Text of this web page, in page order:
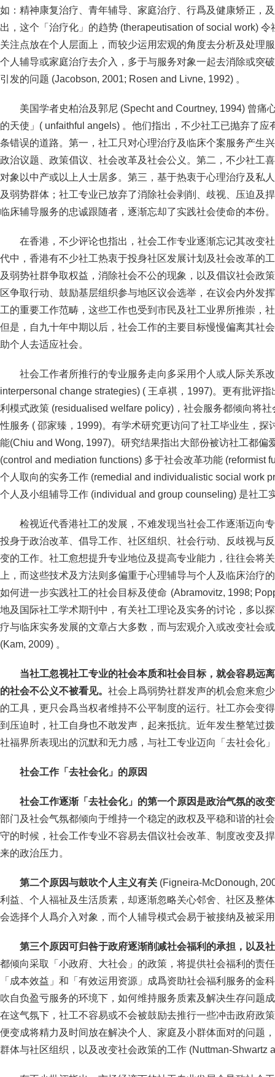
如：精神康复治疗、青年辅导、家庭治疗、行爲及健康矫正，
出，这个「治疗化」的趋势 (therapeutisation of social work)
关注点放在个人层面上，而较少运用宏观的角度去分析及处理
个人辅导或家庭治疗去介入，多于与服务对象一起去消除或突
引发的问题 (Jacobson, 2001; Rosen and Livne, 1992) 。
美国学者史柏治及郭尼 (Specht and Courtney, 1994) 曾痛
的天使」( unfaithful angels) 。他们指出，不少社工已抛弃了
条错误的道路。第一，社工只对心理治疗及临床个案服务产生
政治议题、政策倡议、社会改革及社会公义。第二，不少社工
对象以中产或以上人士居多。第三，基于热衷于心理治疗及私
及弱势群体；社工专业已放弃了消除社会剥削、歧视、压迫及
临床辅导服务的忠诚跟随者，逐渐忘却了实践社会使命的本份。
在香港，不少评论也指出，社会工作专业逐渐忘记其改变
代中，香港有不少社工热衷于投身社区发展计划及社会改革的
及弱势社群争取权益，消除社会不公的现象，以及倡议社会政
区争取行动、鼓励基层组织参与地区议会选举，在议会内外发
工的重要工作范畴，这些工作也受到市民及社工业界所推崇，
但是，自九十年中期以后，社会工作的主要目标慢慢偏离其社
助个人去适应社会。
社会工作者所推行的专业服务走向多采用个人或人际关系
interpersonal change strategies) ( 王卓祺，1997)。更有批评
利模式政策 (residualised welfare policy)，社会服务都倾向将
性服务 ( 邵家臻，1999)。有学术研究更访问了社工毕业生，探
能(Chiu and Wong, 1997)。研究结果指出大部份被访社工都偏
(control and mediation functions) 多于社会改革功能 (reformist
个人取向的实务工作 (remedial and individualistic social work
个人及小组辅导工作 (individual and group counseling) 是社工
检视近代香港社工的发展，不难发现当社会工作逐渐迈向
投身于政治改革、倡导工作、社区组织、社会行动、反歧视与
变的工作。社工愈想提升专业地位及提高专业能力，往往会将
上，而这些技术及方法则多偏重于心理辅导与个人及临床治疗
如何进一步实践社工的社会目标及使命 (Abramovitz, 1998;
地及国际社工学术期刊中，有关社工理论及实务的讨论，多以
疗与临床实务发展的文章占大多数，而与宏观介入或改变社会
(Kam, 2009) 。
当社工忽视社工专业的社会本质和社会目标，就会容易远
的社会不公义不被看见。 社会上爲弱势社群发声的机会愈来愈
的工具，更只会爲当权者维持不公平制度的运行。社工亦会变
到压迫时，社工自身也不敢发声，起来抵抗。近年发生整笔过
社福界所表现出的沉默和无力感，与社工专业迈向「去社会化
社会工作「去社会化」的原因
社会工作逐渐「去社会化」的第一个原因是政治气氛的改
部门及社会气氛都倾向于维持一个稳定的政权及平稳和谐的社
守的时候，社会工作专业不容易去倡议社会改革、制度改变及
来的政治压力。
第二个原因与鼓吹个人主义有关 (Figneira-McDonough,
利益、个人福祉及生活质素，却逐渐忽略关心邻舍、社区及整
会选择个人爲介入对象，而个人辅导模式会易于被接纳及被采
第三个原因可归咎于政府逐渐削减社会福利的承担，以及
都倾向采取「小政府、大社会」的政策，将提供社会福利的责
「成本效益」和「有效运用资源」成爲资助社会福利服务的金
吹自负盈亏服务的环境下，如何维持服务质素及解决生存问题
在这气氛下，社工不容易或不会被鼓励去推行一些冲击政府政
便变成将精力及时间放在解决个人、家庭及小群体面对的问题
群体与社区组织，以及改变社会政策的工作 (Nuttman-Shwartz